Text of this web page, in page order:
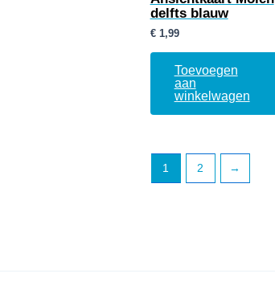
delfts blauw
€1,99
Toevoegen
aan
winkelwagen
1 2 →